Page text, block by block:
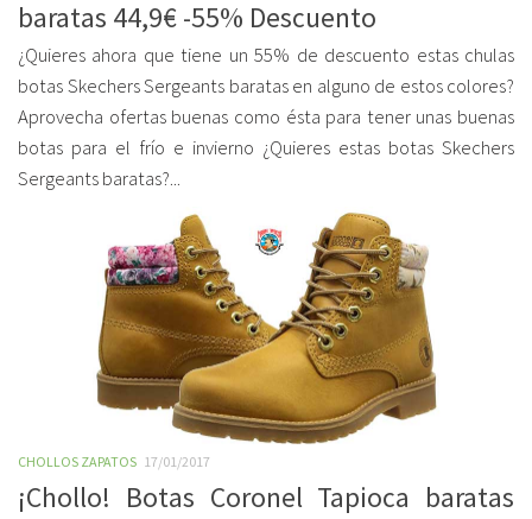
baratas 44,9€ -55% Descuento
¿Quieres ahora que tiene un 55% de descuento estas chulas
botas Skechers Sergeants baratas en alguno de estos colores?
Aprovecha ofertas buenas como ésta para tener unas buenas
botas para el frío e invierno ¿Quieres estas botas Skechers
Sergeants baratas?...
CHOLLOS ZAPATOS 17/01/2017
¡Chollo! Botas Coronel Tapioca baratas